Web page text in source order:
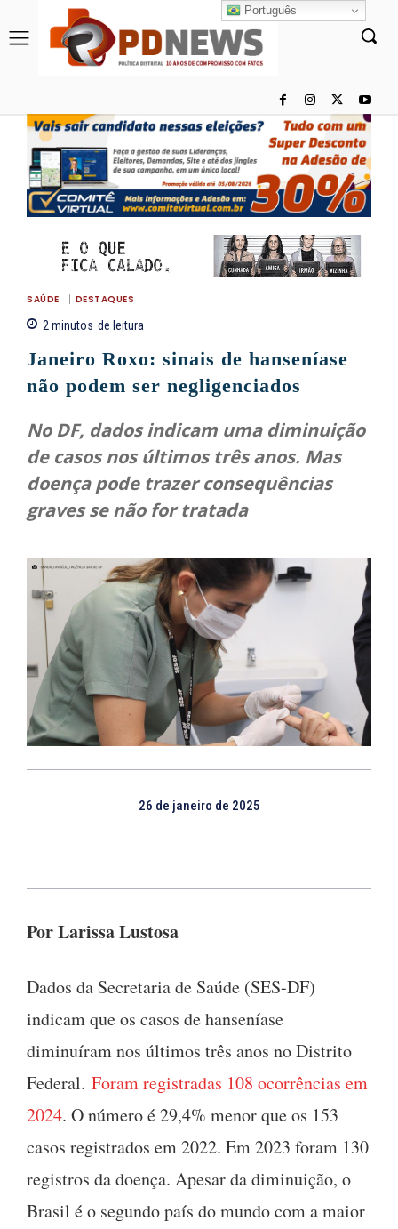
SAÚDE DESTAQUES
2minutos de leitura
Janeiro Roxo: sinais de hanseníase
não podem ser negligenciados
No DF, dados indicam uma diminuição
de casos nos últimos três anos. Mas
doença pode trazer consequências
graves se não for tratada
26 de janeiro de 2025
Por Larissa Lustosa
Dados da Secretaria de Saúde (SES-DF)
indicam que os casos de hanseníase
diminuíram nos últimos três anos no Distrito
Federal. Foram registradas 108 ocorrências em
2024. O número é 29,4% menor que os 153
casos registrados em 2022. Em 2023 foram 130
registros da doença. Apesar da diminuição, o
Brasil é o segundo país do mundo com a maior
Português